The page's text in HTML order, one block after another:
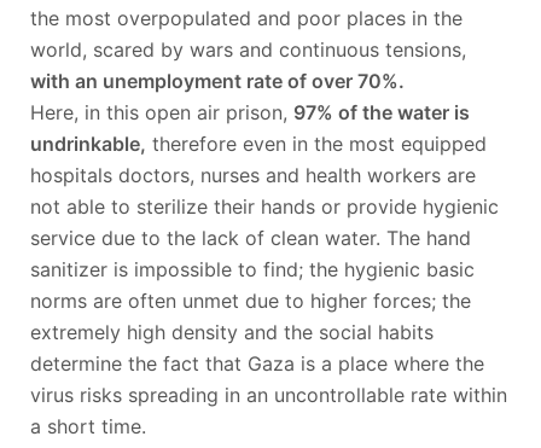
the most overpopulated and poor places in the
world, scared by wars and continuous tensions,
with an unemployment rate of over 70%.
Here, in this open air prison, 97% of the water is
undrinkable, therefore even in the most equipped
hospitals doctors, nurses and health workers are
not able to sterilize their hands or provide hygienic
service due to the lack of clean water. The hand
sanitizer is impossible to find; the hygienic basic
norms are often unmet due to higher forces; the
extremely high density and the social habits
determine the fact that Gaza is a place where the
virus risks spreading in an uncontrollable rate within
a short time.